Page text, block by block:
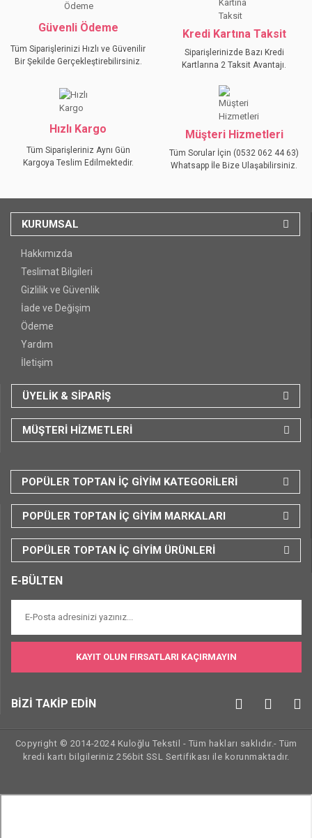
Bu ürüne benzer farklı alternatifler olmalı.
Güvenli Ödeme
Tüm Siparişlerinizi Hızlı ve Güvenilir
Bir Şekilde Gerçekleştirebilirsiniz.
Kredi Kartına Taksit
Siparişlerinizde Bazı Kredi
Kartlarına 2 Taksit Avantajı.
Hızlı Kargo
Tüm Siparişleriniz Aynı Gün
Kargoya Teslim Edilmektedir.
Müşteri Hizmetleri
Tüm Sorular İçin (0532 062 44 63)
Whatsapp İle Bize Ulaşabilirsiniz.
KURUMSAL
Hakkımızda
Teslimat Bilgileri
Gizlilik ve Güvenlik
İade ve Değişim
Ödeme
Yardım
İletişim
ÜYELİK & SİPARİŞ
MÜŞTERİ HİZMETLERİ
POPÜLER TOPTAN İÇ GİYİM KATEGORİLERİ
POPÜLER TOPTAN İÇ GİYİM MARKALARI
POPÜLER TOPTAN İÇ GİYİM ÜRÜNLERİ
E-BÜLTEN
KAYIT OLUN FIRSATLARI KAÇIRMAYIN
BİZİ TAKİP EDİN
Copyright © 2014-2024 Kuloğlu Tekstil - Tüm hakları saklıdır.- Tüm
kredi kartı bilgileriniz 256bit SSL Sertifikası ile korunmaktadır.